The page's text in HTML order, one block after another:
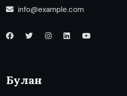
info@example.com
Булан